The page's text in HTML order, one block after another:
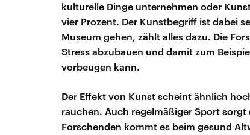
kulturelle Dinge unternehmen oder
vier Prozent. Der Kunstbegriff ist dabei
Museum gehen, zählt alles dazu. Die
Stress abzubauen und damit zum
vorbeugen kann.
Der Effekt von Kunst scheint ähnlich
rauchen. Auch regelmäßiger Sport
Forschenden kommt es beim gesund